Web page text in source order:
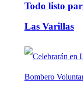
Todo listo
Las Varillas